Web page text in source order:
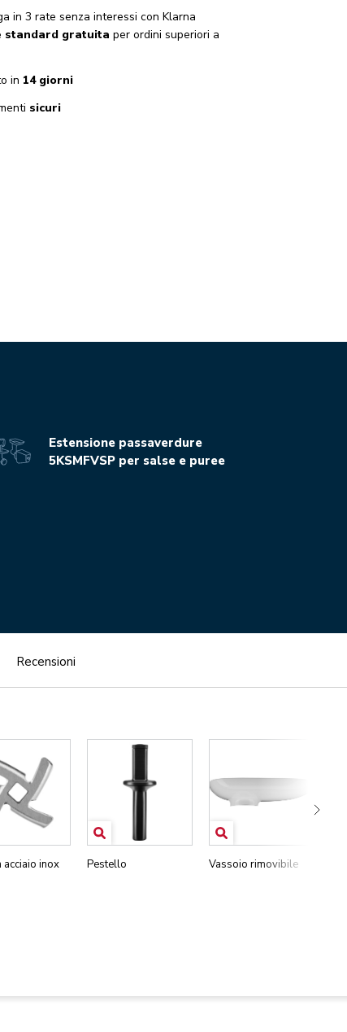
in 3 rate senza interessi con Klarna
standard gratuita per ordini superiori a
in 14 giorni
sicuri
Estensione passaverdure
5KSMFVSP per salse e puree
Recensioni
acciaio inox Pestello Vassoio rimovibile